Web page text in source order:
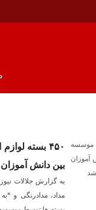
۴۵۰ بسته
بین دانش
به گزارش جلالات